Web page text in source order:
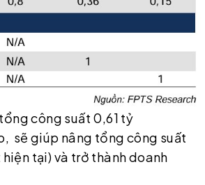
công suất 0,61 tỷ
sẽ giúp nâng tổng công suất
tại) và trở thành doanh